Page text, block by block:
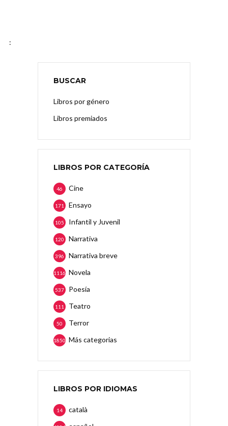
:
BUSCAR
Libros por género
Libros premiados
LIBROS POR CATEGORÍA
Cine
46
Ensayo
171
Infantil y Juvenil
105
Narrativa
120
Narrativa breve
396
Novela
1116
Poesía
537
Teatro
111
Terror
50
Más categorias
1850
LIBROS POR IDIOMAS
català
14